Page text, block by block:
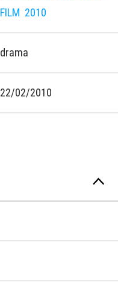
FILM 2010
drama
22/02/2010